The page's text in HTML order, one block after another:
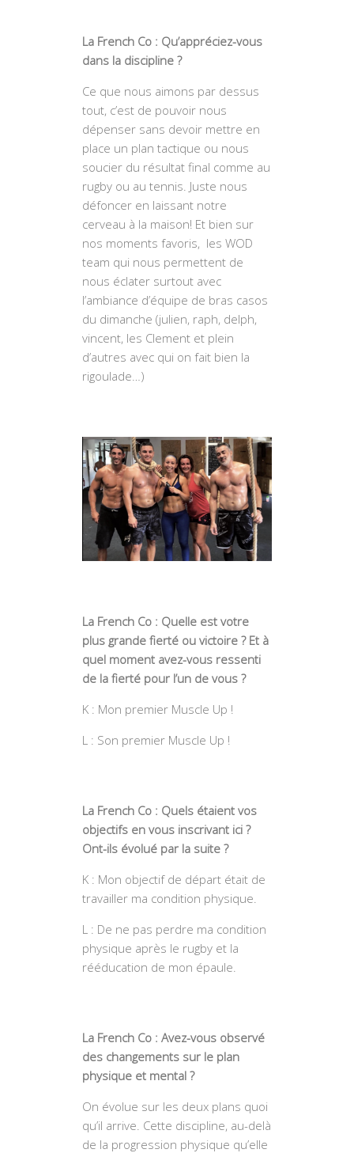
La French Co : Qu’appréciez-vous
dans la discipline ?
Ce que nous aimons par dessus
tout, c’est de pouvoir nous
dépenser sans devoir mettre en
place un plan tactique ou nous
soucier du résultat final comme au
rugby ou au tennis. Juste nous
défoncer en laissant notre
cerveau à la maison! Et bien sur
nos moments favoris, les WOD
team qui nous permettent de
nous éclater surtout avec
l’ambiance d’équipe de bras casos
du dimanche (julien, raph, delph,
vincent, les Clement et plein
d’autres avec qui on fait bien la
rigoulade…)
La French Co : Quelle est votre
plus grande fierté ou victoire ? Et à
quel moment avez-vous ressenti
de la fierté pour l’un de vous ?
K : Mon premier Muscle Up !
L : Son premier Muscle Up !
La French Co : Quels étaient vos
objectifs en vous inscrivant ici ?
Ont-ils évolué par la suite ?
K : Mon objectif de départ était de
travailler ma condition physique.
L : De ne pas perdre ma condition
physique après le rugby et la
rééducation de mon épaule.
La French Co : Avez-vous observé
des changements sur le plan
physique et mental ?
On évolue sur les deux plans quoi
qu’il arrive. Cette discipline, au-delà
de la progression physique qu’elle